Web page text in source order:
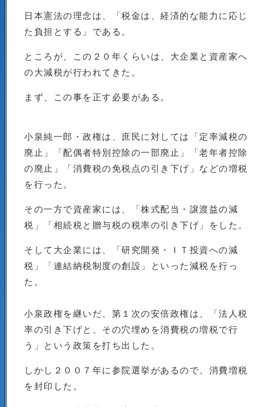
日本憲法の理念は、「税金は、経済的な能力に応じ
た負担とする」である。
ところが、この２０年くらいは、大企業と資産家へ
の大減税が行われてきた。
まず、この事を正す必要がある。
小泉純一郎・政権は、庶民に対しては「定率減税の
廃止」「配偶者特別控除の一部廃止」「老年者控除
の廃止」「消費税の免税点の引き下げ」などの増税
を行った。
その一方で資産家には、「株式配当・譲渡益の減
税」「相続税と贈与税の税率の引き下げ」をした。
そして大企業には、「研究開発・ＩＴ投資への減
税」「連結納税制度の創設」といった減税を行っ
た。
小泉政権を継いだ、第１次の安倍政権は、「法人税
率の引き下げと、その穴埋めを消費税の増税で行
う」という政策を打ち出した。
しかし２００７年に参院選挙があるので、消費増税
を封印した。